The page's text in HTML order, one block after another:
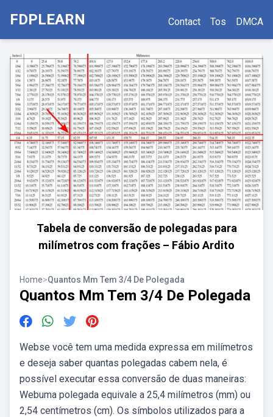
FDPLEARN Contact Tos DMCA
Tabela de conversão de polegadas para
milímetros com frações – Fábio Ardito
Home>Quantos Mm Tem 3/4 De Polegada
Quantos Mm Tem 3/4 De Polegada
Webse você tem uma medida expressa em milímetros
e deseja saber quantas polegadas cabem nela, é
possível executar essa conversão de duas maneiras:
Webuma polegada equivale a 25,4 milímetros (mm) ou
2,54 centímetros (cm). Os símbolos utilizados para a